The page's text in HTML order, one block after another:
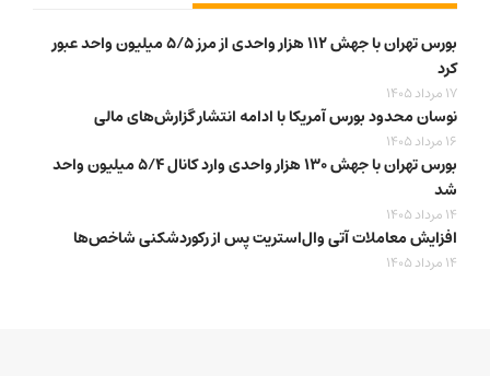
بورس تهران با جهش ۱۱۲ هزار واحدی از مرز ۵/۵ میلیون واحد عبور
کرد
17 مرداد 1405
نوسان محدود بورس آمریکا با ادامه انتشار گزارش‌های مالی
16 مرداد 1405
بورس تهران با جهش ۱۳۰ هزار واحدی وارد کانال ۵/۴ میلیون واحد
شد
14 مرداد 1405
افزایش معاملات آتی وال‌استریت پس از رکوردشکنی شاخص‌ها
14 مرداد 1405